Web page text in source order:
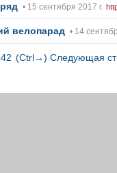
• 15 сентября 2017 г.
велопарад • 14
(Ctrl→) Следующая